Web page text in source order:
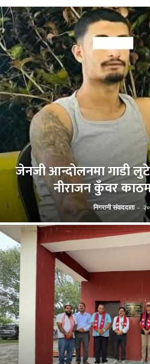
जेनजी आन्दोलनमा गाडी
नीराजन कुँवर
निगरानी संवाददाता -